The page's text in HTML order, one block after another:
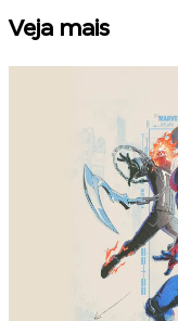
Veja mais